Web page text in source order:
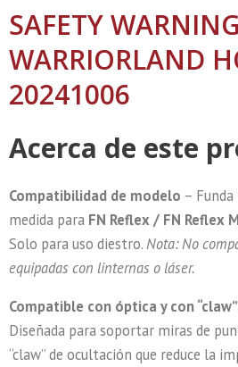
SAFETY
WARRIORLAND
20241006
Acerca de este
Compatibilidad de modelo –
medida para FN Reflex / FN Reflex
Solo para uso diestro.Nota: No
equipadas con linternas o láser.
Compatible con óptica y con
Diseñada para soportar miras de
“claw” de ocultación que reduce la